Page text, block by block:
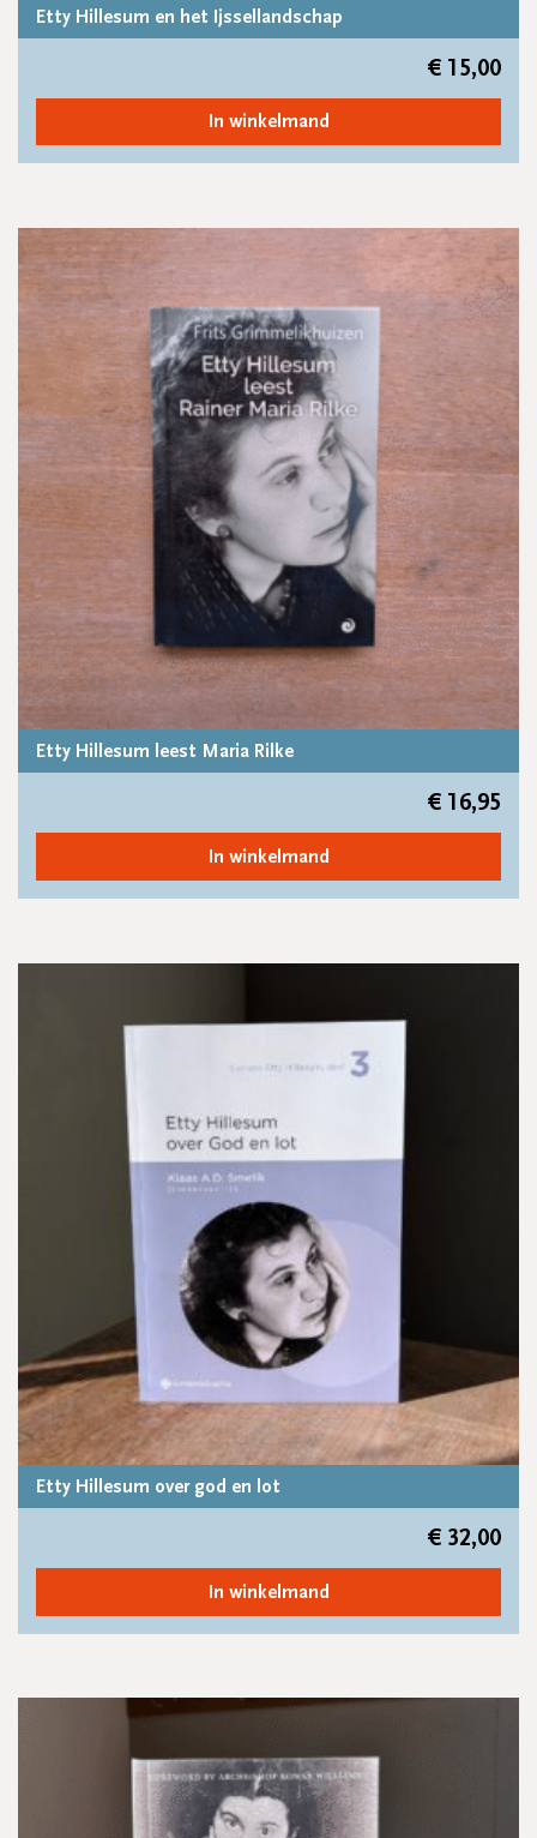
Etty Hillesum en het Ijssellandschap
€ 15,00
In winkelmand
Etty Hillesum leest Maria Rilke
€ 16,95
In winkelmand
Etty Hillesum over god en lot
€ 32,00
In winkelmand